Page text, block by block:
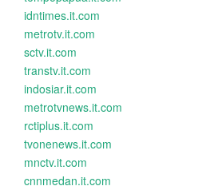
idntimes.it.com
metrotv.it.com
sctv.it.com
transtv.it.com
indosiar.it.com
metrotvnews.it.com
rctiplus.it.com
tvonenews.it.com
mnctv.it.com
cnnmedan.it.com